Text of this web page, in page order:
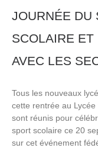
JOURNÉE DU
SCOLAIRE ET
AVEC LES
Tous les nouveaux
cette rentrée au
sont réunis pour
sport scolaire ce 20
sur cet événement